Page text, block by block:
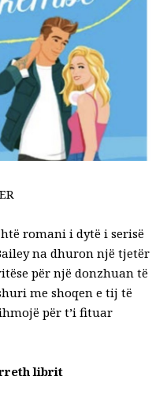
romani i dytë i serisë
na dhuron një tjetër
për një donzhuan të
me shoqen e tij të
për t’i fituar
librit